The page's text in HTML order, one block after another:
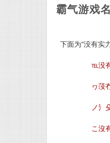
霸气游戏
下面为“没有实
℡没
ヮ莈
ノ氵
こ沒